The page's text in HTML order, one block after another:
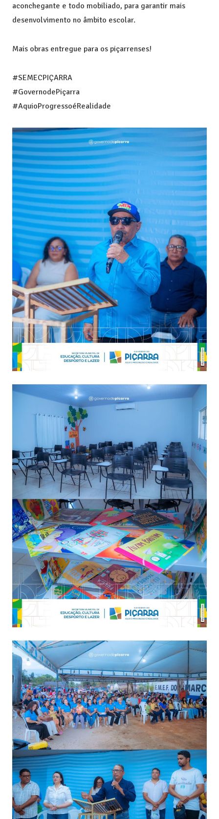
aconchegante e todo mobiliado, para garantir mais
desenvolvimento no âmbito escolar.
Mais obras entregue para os piçarrenses!
#SEMECPIÇARRA
#GovernodePiçarra
#AquioProgressoéRealidade